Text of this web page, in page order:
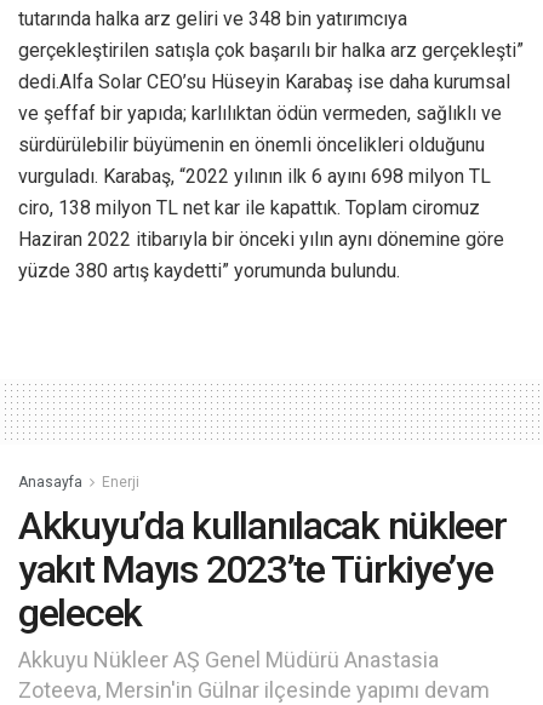
tutarında halka arz geliri ve 348 bin yatırımcıya
gerçekleştirilen satışla çok başarılı bir halka arz gerçekleşti”
dedi.Alfa Solar CEO’su Hüseyin Karabaş ise daha kurumsal
ve şeffaf bir yapıda; karlılıktan ödün vermeden, sağlıklı ve
sürdürülebilir büyümenin en önemli öncelikleri olduğunu
vurguladı. Karabaş, “2022 yılının ilk 6 ayını 698 milyon TL
ciro, 138 milyon TL net kar ile kapattık. Toplam ciromuz
Haziran 2022 itibarıyla bir önceki yılın aynı dönemine göre
yüzde 380 artış kaydetti” yorumunda bulundu.
Anasayfa Enerji
Akkuyu’da kullanılacak nükleer
yakıt Mayıs 2023’te Türkiye’ye
gelecek
Akkuyu Nükleer AŞ Genel Müdürü Anastasia
Zoteeva, Mersin'in Gülnar ilçesinde yapımı devam